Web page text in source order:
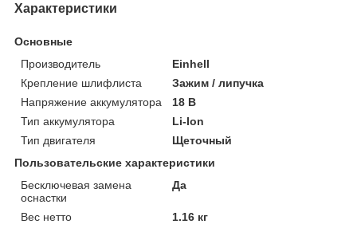
Характеристики
Основные
Производитель
Einhell
Крепление шлифлиста
Зажим / липучка
Напряжение аккумулятора
18 В
Тип аккумулятора
Li-Ion
Тип двигателя
Щеточный
Пользовательские характеристики
Бесключевая замена
оснастки
Да
Вес нетто
1.16 кг